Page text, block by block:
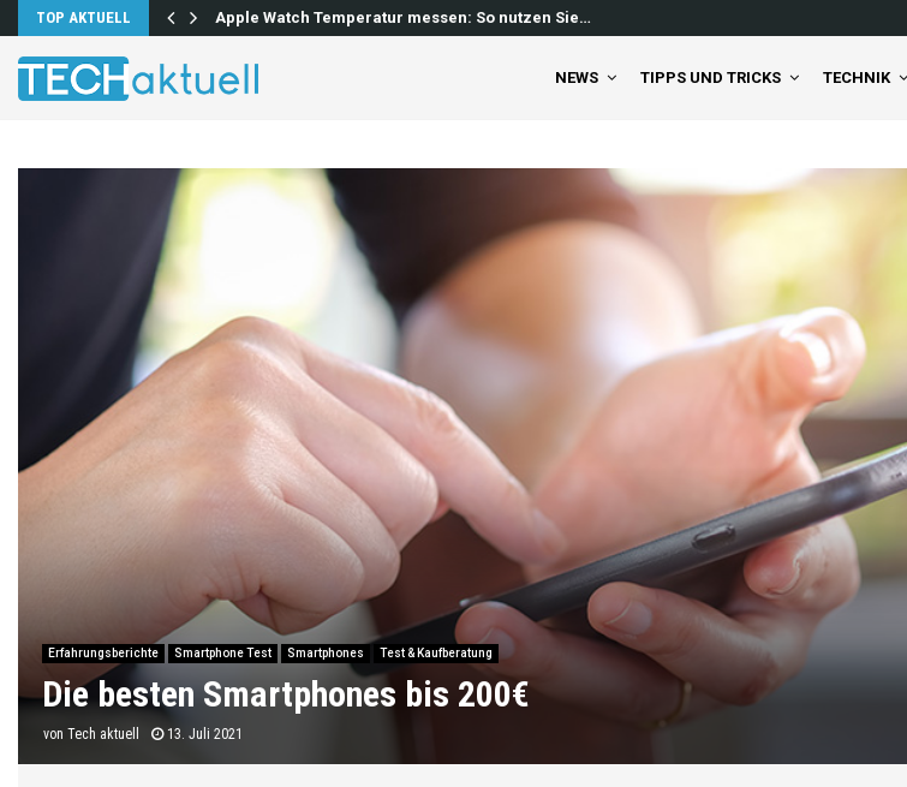
TOP AKTUELL Apple Watch Temperatur messen: So nutzen Sie…
NEWS TIPPS UND TRICKS TECHNIK
Erfahrungsberichte Smartphone Test Smartphones Test & Kaufberatung
Die besten Smartphones bis 200€
von Tech aktuell 13. Juli 2021